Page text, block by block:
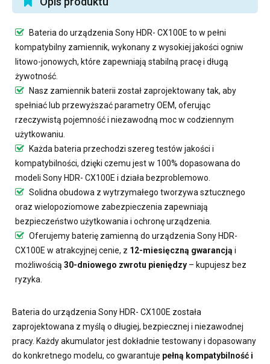
Bateria do urządzenia Sony HDR- CX100E to w pełni
kompatybilny zamiennik, wykonany z wysokiej jakości ogniw
litowo-jonowych, które zapewniają stabilną pracę i długą
żywotność.
Nasz zamiennik baterii został zaprojektowany tak, aby
spełniać lub przewyższać parametry OEM, oferując
rzeczywistą pojemność i niezawodną moc w codziennym
użytkowaniu.
Każda bateria przechodzi szereg testów jakości i
kompatybilności, dzięki czemu jest w 100% dopasowana do
modeli Sony HDR- CX100E i działa bezproblemowo.
Solidna obudowa z wytrzymałego tworzywa sztucznego
oraz wielopoziomowe zabezpieczenia zapewniają
bezpieczeństwo użytkowania i ochronę urządzenia.
Oferujemybaterię zamienną do urządzenia Sony HDR-
CX100E w atrakcyjnej cenie, z 12-miesięczną gwarancją i
możliwością 30-dniowego zwrotu pieniędzy – kupujesz bez
ryzyka.
Bateria do urządzenia Sony HDR- CX100E została
zaprojektowana z myślą o długiej, bezpiecznej i niezawodnej
pracy. Każdy akumulator jest dokładnie testowany i dopasowany
do konkretnego modelu, co gwarantuje pełną kompatybilność i